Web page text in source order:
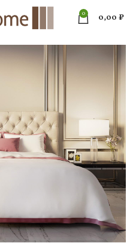
0 0,00 ₽